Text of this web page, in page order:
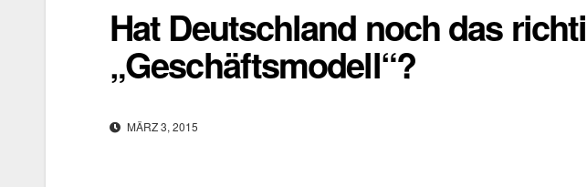
Hat Deutschland noch das
„Geschäftsmodell“?
MÄRZ 3, 2015